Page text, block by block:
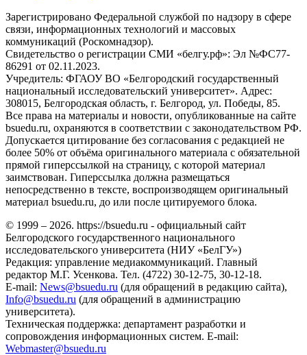
Зарегистрировано Федеральной службой по надзору в сфере
связи, информационных технологий и массовых
коммуникаций (Роскомнадзор).
Свидетельство о регистрации СМИ «белгу.рф»: Эл №ФС77-
86291 от 02.11.2023.
Учредитель: ФГАОУ ВО «Белгородский государственный
национальный исследовательский университет». Адрес:
308015, Белгородская область, г. Белгород, ул. Победы, 85.
Все права на материалы и новости, опубликованные на сайте
bsuedu.ru, охраняются в соответствии с законодательством РФ.
Допускается цитирование без согласования с редакцией не
более 50% от объёма оригинального материала с обязательной
прямой гиперссылкой на страницу, с которой материал
заимствован. Гиперссылка должна размещаться
непосредственно в тексте, воспроизводящем оригинальный
материал bsuedu.ru, до или после цитируемого блока.
© 1999 – 2026. https://bsuedu.ru - официальный сайт
Белгородского государственного национального
исследовательского университета (НИУ «БелГУ»)
Редакция: управление медиакоммуникаций. Главный
редактор М.Г. Усенкова. Тел. (4722) 30-12-75, 30-12-18.
E-mail: News@bsuedu.ru (для обращений в редакцию сайта),
Info@bsuedu.ru (для обращений в администрацию
университета).
Техническая поддержка: департамент разработки и
сопровождения информационных систем. E-mail:
Webmaster@bsuedu.ru